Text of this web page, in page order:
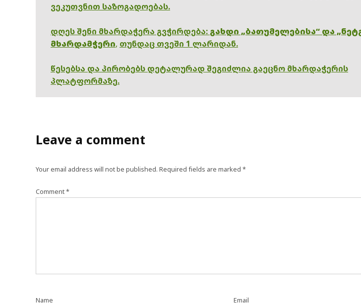
ვეკუთვნით საზოგადოებას.
დღეს შენი მხარდაჭერა გვჭირდება: გახდი „ბათუმელებისა“ და
მხარდამჭერი, თუნდაც თვეში 1 ლარიდან.
წესებსა და პირობებს დეტალურად შეგიძლია გაეცნო მხარდაჭერის
პლატფორმაზე.
Leave a comment
Your email address will not be published. Required fields are marked *
Comment*
Name Email